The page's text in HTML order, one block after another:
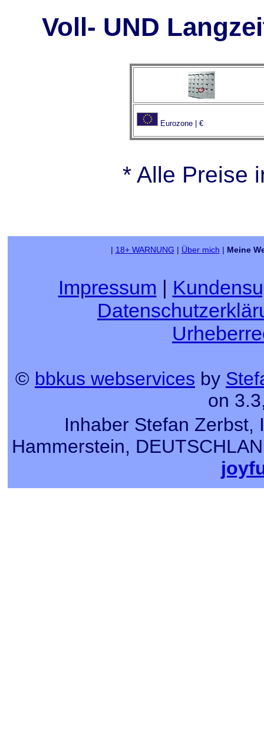
Voll- UND
Eurozone | €
* Alle Preise
| 18+ WARNUNG | Über mich | Meine
Impressum
© bbkus webservices by
on
Inhaber Stefan Zerbst,
Hammerstein,